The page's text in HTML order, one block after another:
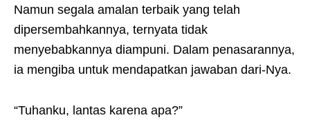
Namun segala amalan terbaik yang telah
dipersembahkannya, ternyata tidak
menyebabkannya diampuni. Dalam penasarannya,
ia mengiba untuk mendapatkan jawaban dari-Nya.
“Tuhanku, lantas karena apa?”